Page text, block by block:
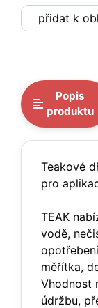
přidat k
Popis
produktu
Teakové
pro
TEAK
vodě,
měřítka,
Vhodnost
údržbu,